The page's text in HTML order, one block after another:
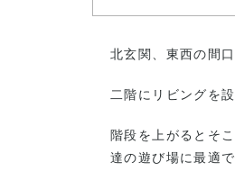
北玄関、東西の間
二階にリビングを
階段を上がるとそ
達の遊び場に最適